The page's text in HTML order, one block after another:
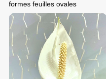
formes feuilles ovales